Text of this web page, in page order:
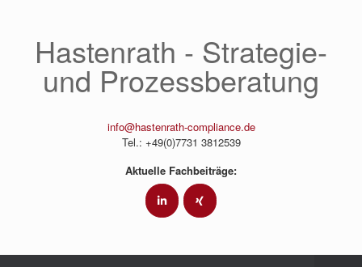
Hastenrath - Strategie-
und Prozessberatung
info@hastenrath-compliance.de
Tel.: +49(0)7731 3812539
Aktuelle Fachbeiträge: